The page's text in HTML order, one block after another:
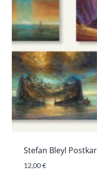
Stefan Bleyl
12,00€